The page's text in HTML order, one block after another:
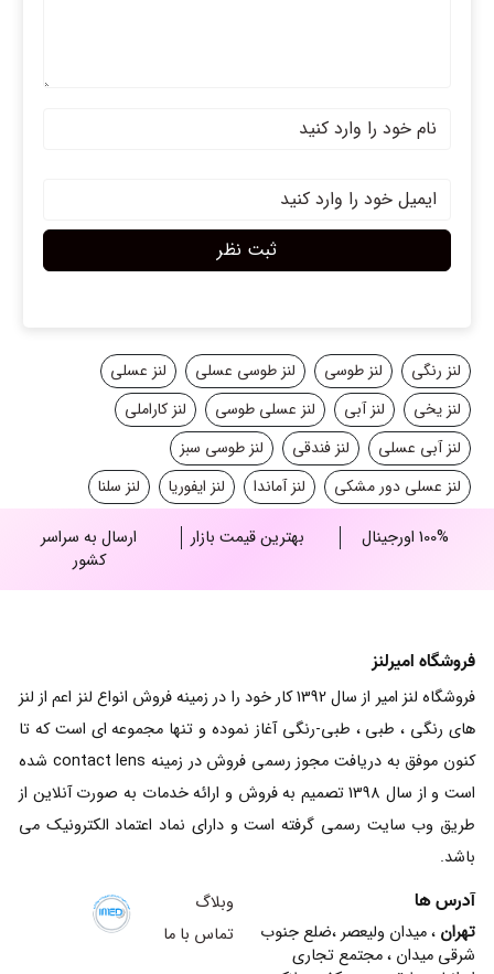
ثبت نظر
لنز رنگی لنز طوسی لنز طوسی عسلی
لنز عسلی
لنز یخی
لنز آبی لنز عسلی طوسی
لنز کاراملی
لنز آبی عسلی
لنز فندقی
لنز طوسی سبز
لنز عسلی دور مشکی
لنز آماندا لنز ایفوریا لنز سلنا
100% اورجینال بهترین قیمت بازار
ارسال به سراسر
کشور
فروشگاه امیرلنز
فروشگاه لنز امیر از سال 1392 کار خود را در زمینه فروش انواع لنز اعم از لنز
های رنگی ، طبی ، طبی-رنگی آغاز نموده و تنها مجموعه ای است که تا
کنون موفق به دریافت مجوز رسمی فروش در زمینه contact lens شده
است و از سال 1398 تصمیم به فروش و ارائه خدمات به صورت آنلاین از
طریق وب سایت رسمی گرفته است و دارای نماد اعتماد الکترونیک می
باشد.
آدرس ها
تهران ، میدان ولیعصر ،ضلع جنوب
شرقی میدان ، مجتمع تجاری
وبلاگ
تماس با ما